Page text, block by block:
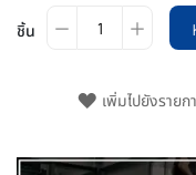
ชิ้น
เพิ่มไปยังรายก